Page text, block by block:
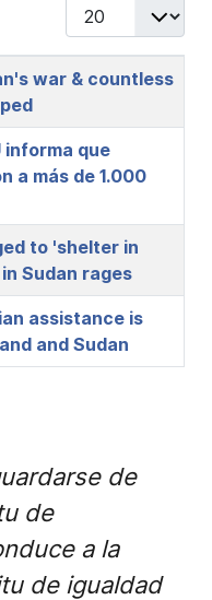
Display #
war & countless
informa que
a más de 1.000
to 'shelter in
Sudan rages
assistance is
and Sudan
de
de
a la
de igualdad